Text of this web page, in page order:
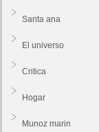
Santa ana
El universo
Critica
Hogar
Munoz marin